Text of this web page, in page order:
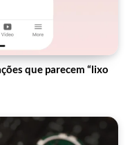
que parecem “lixo